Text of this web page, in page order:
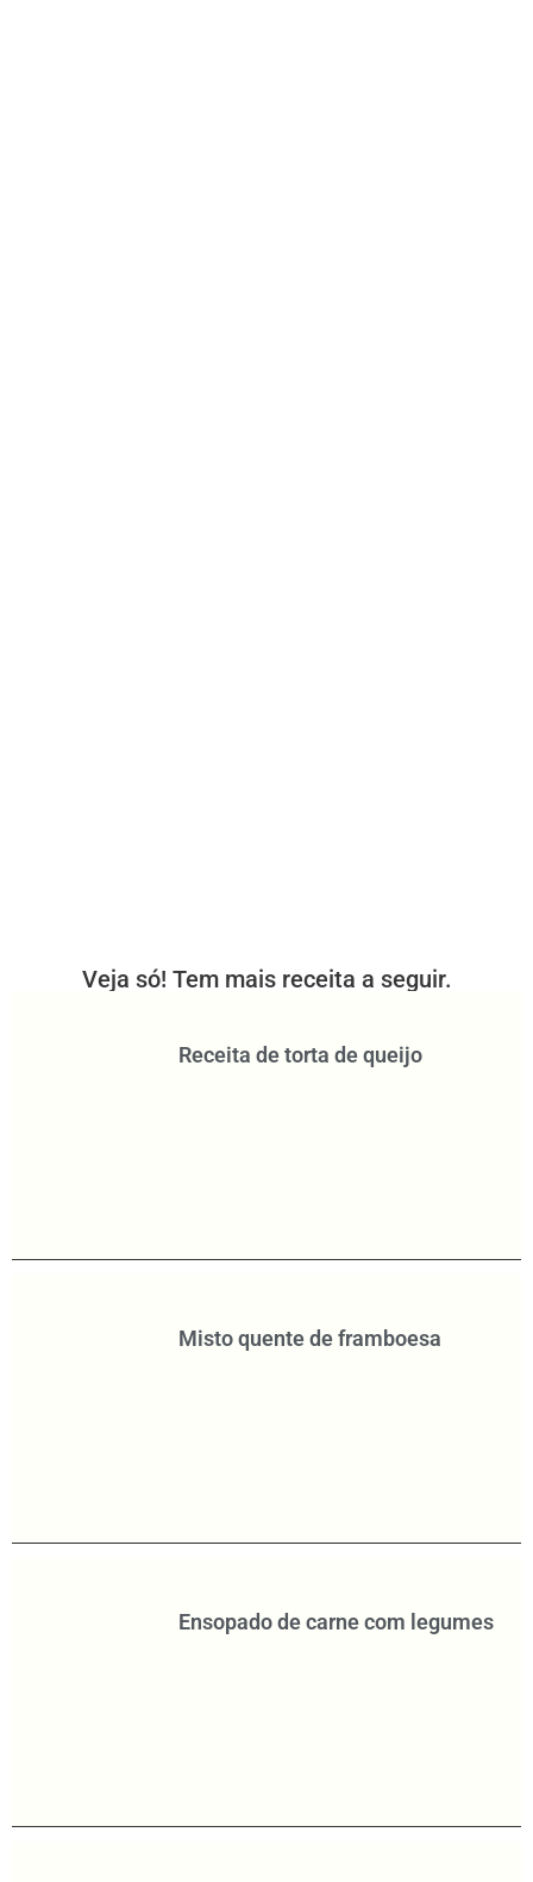
Veja só! Tem mais receita a seguir.
Receita de torta de queijo
Misto quente de framboesa
Ensopado de carne com legumes